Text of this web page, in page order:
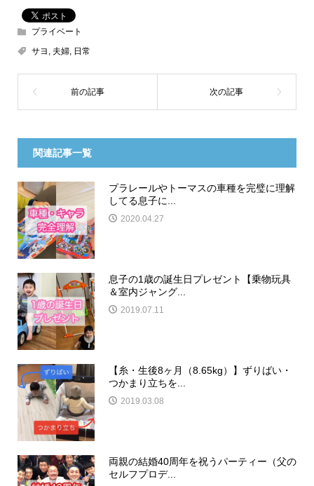
プライベート
サヨ
夫婦, 日常
関連記事一覧
プラレールやトーマスの車種を完璧に理解
してる息子に...
2020.04.27
息子の1歳の誕生日プレゼント【乗物玩具
＆室内ジャング...
2019.07.11
【糸・生後8ヶ月（8.65kg）】ずりばい・
つかまり立ちを...
2019.03.08
両親の結婚40周年を祝うパーティー（父の
セルフプロデ...